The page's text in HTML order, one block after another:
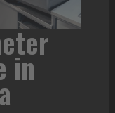
in